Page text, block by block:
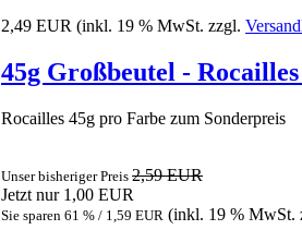
2,49 EUR (inkl. 19 % MwSt. zzgl.
45g Großbeutel -
Rocailles 45g pro Farbe zum Sonderpreis
Unser bisheriger Preis 2,59 EUR
Jetzt nur 1,00 EUR
Sie sparen 61 % / 1,59 EUR (inkl. 19 % MwSt.